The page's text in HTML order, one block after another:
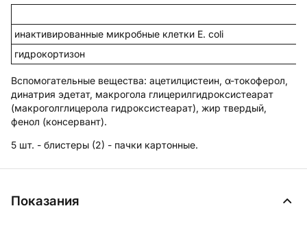
инактивированные микробные клетки E. coli
гидрокортизон
Вспомогательные вещества: ацетилцистеин, α-токоферол,
динатрия эдетат, макрогола глицерилгидроксистеарат
(макроголглицерола гидроксистеарат), жир твердый,
фенол (консервант).
5 шт. - блистеры (2) - пачки картонные.
Показания